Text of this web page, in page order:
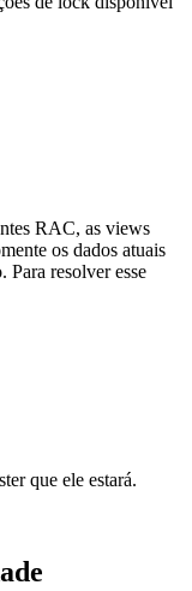
RAC, as views
os dados atuais
Para resolver esse
que ele estará.